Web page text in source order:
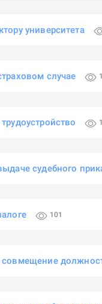
университета
случае
судебного
101
совмещение